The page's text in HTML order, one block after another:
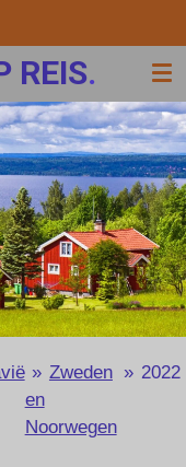
REIS.
» Zweden
en
Noorwegen
» 2022